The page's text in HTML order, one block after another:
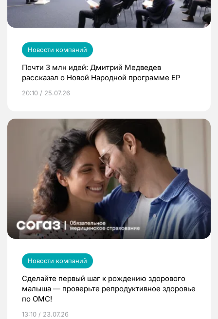
Новости компаний
Почти 3 млн идей: Дмитрий Медведев
рассказал о Новой Народной программе ЕР
20:10 / 25.07.26
Новости компаний
Сделайте первый шаг к рождению здорового
малыша — проверьте репродуктивное здоровье
по ОМС!
13:10 / 23.07.26